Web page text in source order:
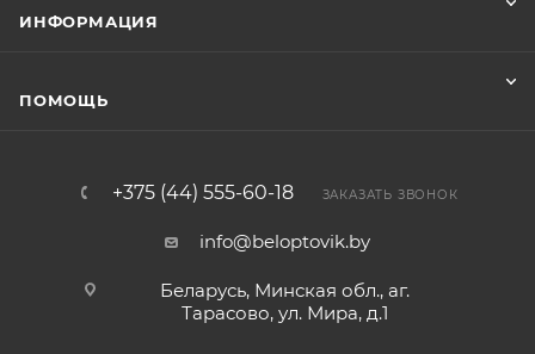
ИНФОРМАЦИЯ
ПОМОЩЬ
+375 (44) 555-60-18 ЗАКАЗАТЬ ЗВОНОК
info@beloptovik.by
Беларусь, Минская обл., аг.
Тарасово, ул. Мира, д.1